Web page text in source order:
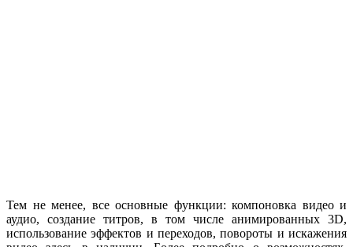
Тем не менее, все основные функции: компоновка видео и
аудио, создание титров, в том числе анимированных 3D,
использование эффектов и переходов, повороты и искажения